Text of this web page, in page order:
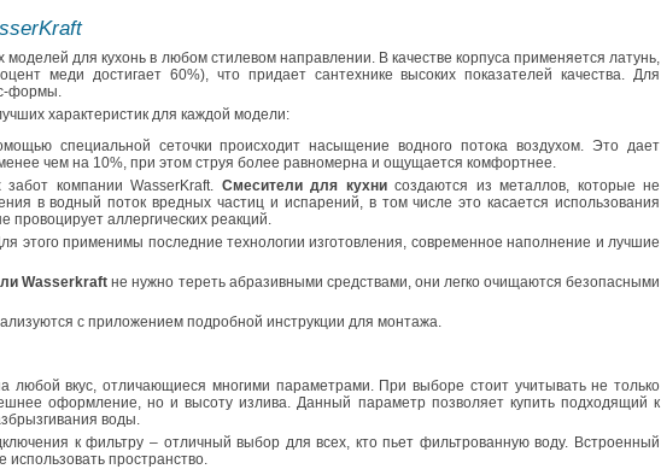
для кухонь в любом стилевом направлении. В качестве корпуса применяется латунь,
меди достигает 60%), что придает сантехнике высоких показателей качества. Для
формы.
характеристик для каждой модели:
специальной сеточки происходит насыщение водного потока воздухом. Это дает
чем на 10%, при этом струя более равномерна и ощущается комфортнее.
компании WasserKraft. Смесители для кухнисоздаются из металлов, которые не
в водный поток вредных частиц и испарений, в том числе это касается использования
провоцирует аллергических реакций.
этого применимы последние технологии изготовления, современное наполнение и лучшие
Wasserkraftне нужно тереть абразивными средствами, они легко очищаются безопасными
с приложением подробной инструкции для монтажа.
любой вкус, отличающиеся многими параметрами. При выборе стоит учитывать не только
оформление, но и высоту излива. Данный параметр позволяет купить подходящий к
воды.
к фильтру – отличный выбор для всех, кто пьет фильтрованную воду. Встроенный
использовать пространство.